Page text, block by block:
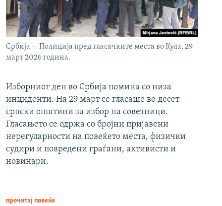
Србија -- Полиција пред гласачките места во Кула, 29
март 2026 година.
Изборниот ден во Србија помина со низа
инциденти. На 29 март се гласаше во десет
српски општини за избор на советници.
Гласањето се одржа со бројни пријавени
нерегуларности на повеќето места, физички
судири и повредени граѓани, активисти и
новинари.
прочитај повеќе